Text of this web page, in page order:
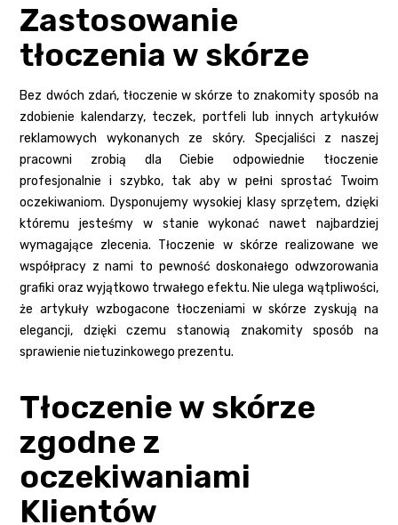
Zastosowanie
tłoczenia w skórze
Bez dwóch zdań, tłoczenie w skórze to znakomity sposób na
zdobienie kalendarzy, teczek, portfeli lub innych artykułów
reklamowych wykonanych ze skóry. Specjaliści z naszej
pracowni zrobią dla Ciebie odpowiednie tłoczenie
profesjonalnie i szybko, tak aby w pełni sprostać Twoim
oczekiwaniom. Dysponujemy wysokiej klasy sprzętem, dzięki
któremu jesteśmy w stanie wykonać nawet najbardziej
wymagające zlecenia. Tłoczenie w skórze realizowane we
współpracy z nami to pewność doskonałego odwzorowania
grafiki oraz wyjątkowo trwałego efektu. Nie ulega wątpliwości,
że artykuły wzbogacone tłoczeniami w skórze zyskują na
elegancji, dzięki czemu stanowią znakomity sposób na
sprawienie nietuzinkowego prezentu.
Tłoczenie w skórze
zgodne z
oczekiwaniami
Klientów